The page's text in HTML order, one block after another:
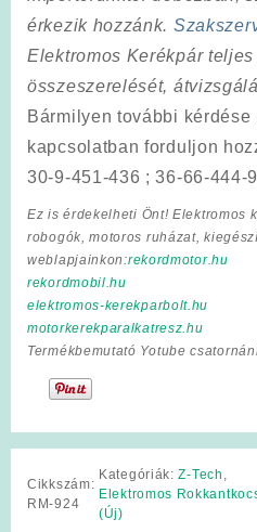
érkezik hozzánk.
Elektromos Kerékpár
összeszerelését,
Bármilyen további kérdése
kapcsolatban forduljon
30-9-451-436 ; 36-66-444-
Ez is érdekelheti Önt! Elektromos
robogók, motoros ruházat,
weblapjainkon:rekordmotor.hu
rekordmobil.hu
elektromos-kerekparbolt.hu
motorkerekparalkatresz.hu
Termékbemutató Yotube
Cikkszám:
RM-924
Kategóriák:Z-Tech ,
Elektromos
(Új)